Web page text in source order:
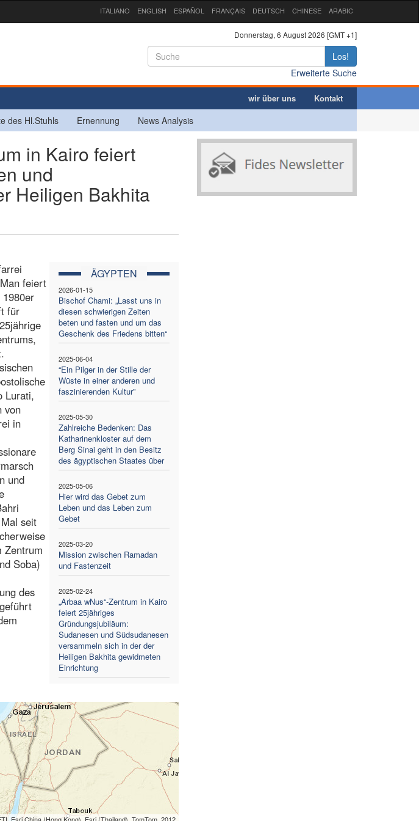
ITALIANO ENGLISH ESPAÑOL FRANÇAIS DEUTSCH CHINESE ARABIC
Donnerstag, 6 August 2026 [GMT +1]
Los!
Erweiterte Suche
wir über uns Kontakt
des Hl.Stuhls Ernennung News Analysis
in Kairo feiert
und
Heiligen Bakhita
ÄGYPTEN
2026-01-15
Bischof Chami: „Lasst uns in
diesen schwierigen Zeiten
beten und fasten und um das
Geschenk des Friedens bitten“
2025-06-04
“Ein Pilger in der Stille der
Wüste in einer anderen und
faszinierenden Kultur”
2025-05-30
Zahlreiche Bedenken: Das
Katharinenkloster auf dem
Berg Sinai geht in den Besitz
des ägyptischen Staates über
2025-05-06
Hier wird das Gebet zum
Leben und das Leben zum
Gebet
2025-03-20
Mission zwischen Ramadan
und Fastenzeit
2025-02-24
„Arbaa wNus“-Zentrum in Kairo
feiert 25jähriges
Gründungsjubiläum:
Sudanesen und Südsudanesen
versammeln sich in der der
Heiligen Bakhita gewidmeten
Einrichtung
feiert
für
Lurati,
von
in
und
seit
Zentrum
Soba)
des